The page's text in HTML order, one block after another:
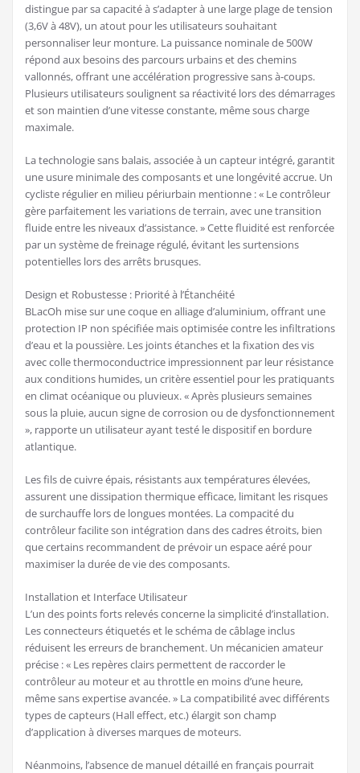
distingue par sa capacité à s’adapter à une large plage de tension
(3,6V à 48V), un atout pour les utilisateurs souhaitant
personnaliser leur monture. La puissance nominale de 500W
répond aux besoins des parcours urbains et des chemins
vallonnés, offrant une accélération progressive sans à-coups.
Plusieurs utilisateurs soulignent sa réactivité lors des démarrages
et son maintien d’une vitesse constante, même sous charge
maximale.
La technologie sans balais, associée à un capteur intégré, garantit
une usure minimale des composants et une longévité accrue. Un
cycliste régulier en milieu périurbain mentionne : « Le contrôleur
gère parfaitement les variations de terrain, avec une transition
fluide entre les niveaux d’assistance. » Cette fluidité est renforcée
par un système de freinage régulé, évitant les surtensions
potentielles lors des arrêts brusques.
Design et Robustesse : Priorité à l’Étanchéité
BLacOh mise sur une coque en alliage d’aluminium, offrant une
protection IP non spécifiée mais optimisée contre les infiltrations
d’eau et la poussière. Les joints étanches et la fixation des vis
avec colle thermoconductrice impressionnent par leur résistance
aux conditions humides, un critère essentiel pour les pratiquants
en climat océanique ou pluvieux. « Après plusieurs semaines
sous la pluie, aucun signe de corrosion ou de dysfonctionnement
», rapporte un utilisateur ayant testé le dispositif en bordure
atlantique.
Les fils de cuivre épais, résistants aux températures élevées,
assurent une dissipation thermique efficace, limitant les risques
de surchauffe lors de longues montées. La compacité du
contrôleur facilite son intégration dans des cadres étroits, bien
que certains recommandent de prévoir un espace aéré pour
maximiser la durée de vie des composants.
Installation et Interface Utilisateur
L’un des points forts relevés concerne la simplicité d’installation.
Les connecteurs étiquetés et le schéma de câblage inclus
réduisent les erreurs de branchement. Un mécanicien amateur
précise : « Les repères clairs permettent de raccorder le
contrôleur au moteur et au throttle en moins d’une heure,
même sans expertise avancée. » La compatibilité avec différents
types de capteurs (Hall effect, etc.) élargit son champ
d’application à diverses marques de moteurs.
Néanmoins, l’absence de manuel détaillé en français pourrait